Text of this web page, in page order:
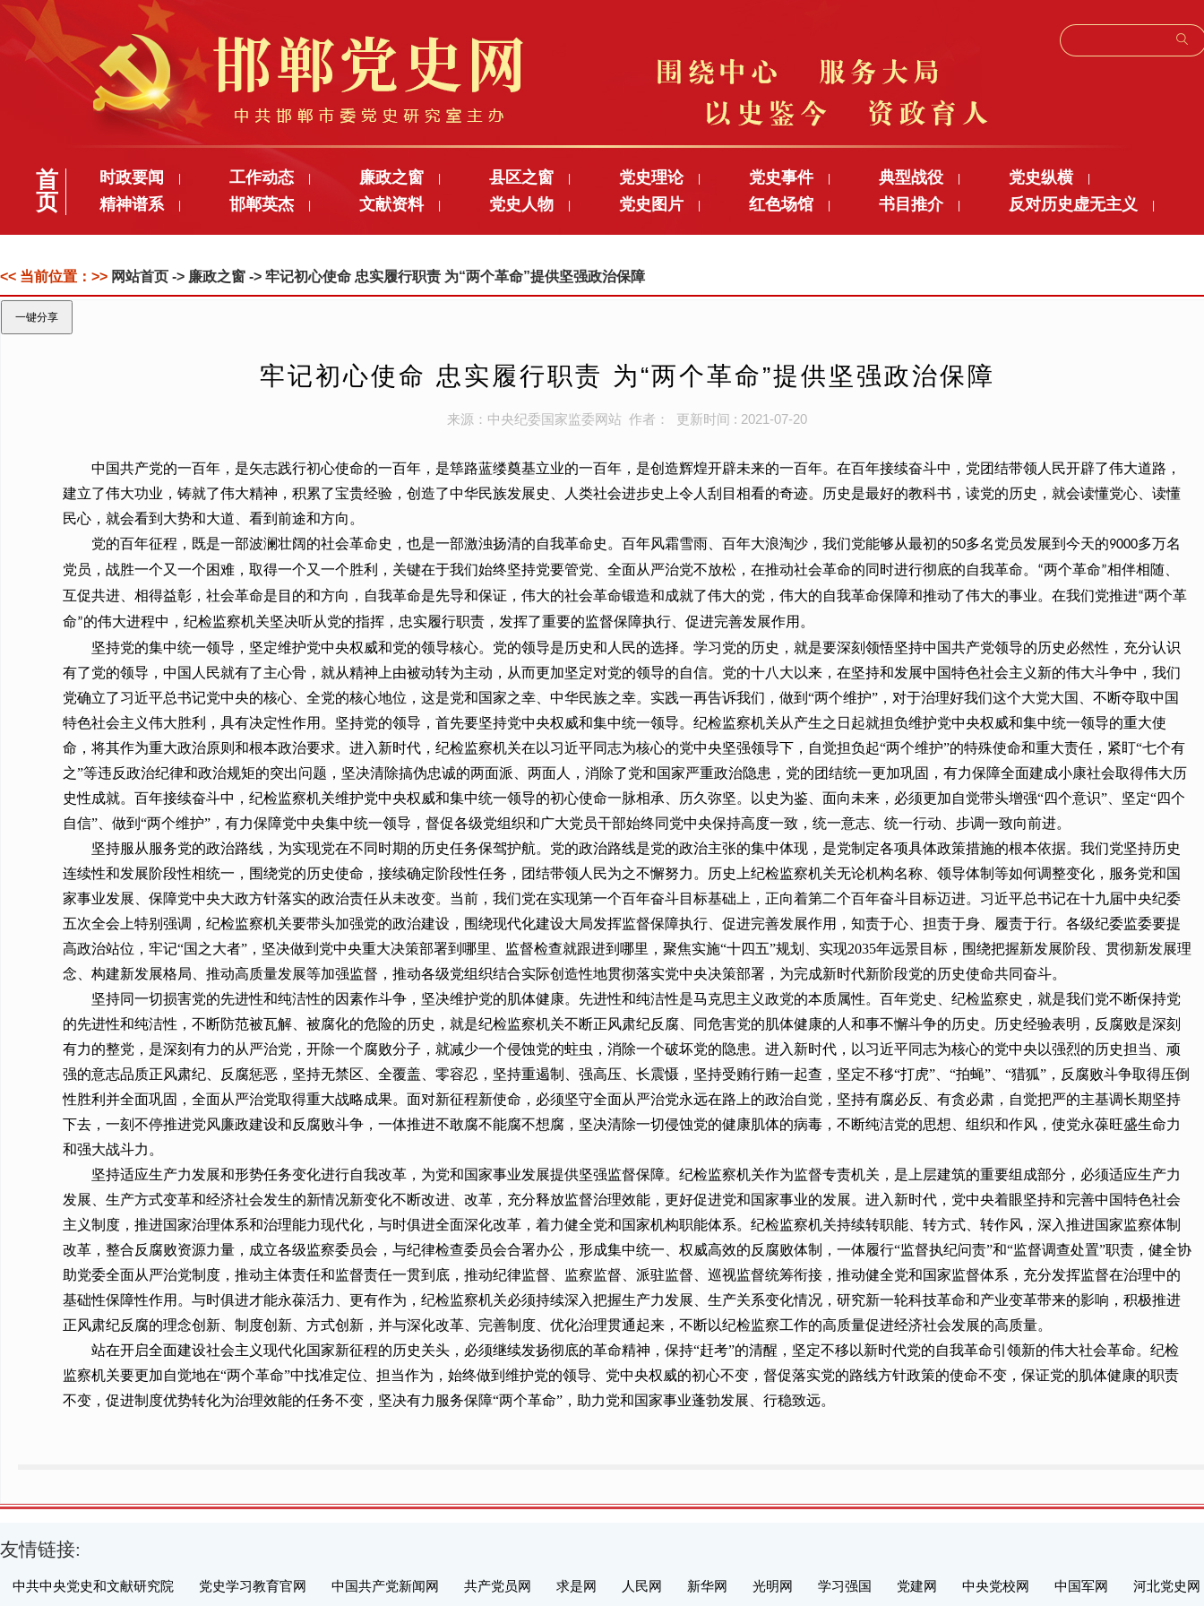
首
页
时政要闻 工作动态 廉政之窗 县区之窗 党史理论 党史事件 典型战役 党史纵横
精神谱系 邯郸英杰 文献资料 党史人物 党史图片 红色场馆 书目推介 反对历史虚无主义
<< 当前位置：>> 网站首页 -> 廉政之窗 -> 牢记初心使命 忠实履行职责 为“两个革命”提供坚强政治保障
一键分享
牢记初心使命 忠实履行职责 为“两个革命”提供坚强政治保障
来源：中央纪委国家监委网站 作者： 更新时间 : 2021-07-20
中国共产党的一百年，是矢志践行初心使命的一百年，是筚路蓝缕奠基立业的一百年，是创造辉煌开辟未来的一百年。在百年接续奋斗中，党团结带领人民开辟了伟大道路，
建立了伟大功业，铸就了伟大精神，积累了宝贵经验，创造了中华民族发展史、人类社会进步史上令人刮目相看的奇迹。历史是最好的教科书，读党的历史，就会读懂党心、读懂
民心，就会看到大势和大道、看到前途和方向。
党的百年征程，既是一部波澜壮阔的社会革命史，也是一部激浊扬清的自我革命史。百年风霜雪雨、百年大浪淘沙，我们党能够从最初的50多名党员发展到今天的9000多万名
党员，战胜一个又一个困难，取得一个又一个胜利，关键在于我们始终坚持党要管党、全面从严治党不放松，在推动社会革命的同时进行彻底的自我革命。 “两个革命”相伴相随、
互促共进、相得益彰，社会革命是目的和方向，自我革命是先导和保证，伟大的社会革命锻造和成就了伟大的党，伟大的自我革命保障和推动了伟大的事业。在我们党推进“两个革
命”的伟大进程中，纪检监察机关坚决听从党的指挥，忠实履行职责，发挥了重要的监督保障执行、促进完善发展作用。
坚持党的集中统一领导，坚定维护党中央权威和党的领导核心。党的领导是历史和人民的选择。学习党的历史，就是要深刻领悟坚持中国共产党领导的历史必然性，充分认识
有了党的领导，中国人民就有了主心骨，就从精神上由被动转为主动，从而更加坚定对党的领导的自信。党的十八大以来，在坚持和发展中国特色社会主义新的伟大斗争中，我们
党确立了习近平总书记党中央的核心、全党的核心地位，这是党和国家之幸、中华民族之幸。实践一再告诉我们，做到“两个维护”，对于治理好我们这个大党大国、不断夺取中国
特色社会主义伟大胜利，具有决定性作用。坚持党的领导，首先要坚持党中央权威和集中统一领导。纪检监察机关从产生之日起就担负维护党中央权威和集中统一领导的重大使
命，将其作为重大政治原则和根本政治要求。进入新时代，纪检监察机关在以习近平同志为核心的党中央坚强领导下，自觉担负起“两个维护”的特殊使命和重大责任，紧盯“七个有
之”等违反政治纪律和政治规矩的突出问题，坚决清除搞伪忠诚的两面派、两面人，消除了党和国家严重政治隐患，党的团结统一更加巩固，有力保障全面建成小康社会取得伟大历
史性成就。百年接续奋斗中，纪检监察机关维护党中央权威和集中统一领导的初心使命一脉相承、历久弥坚。以史为鉴、面向未来，必须更加自觉带头增强“四个意识”、坚定“四个
自信”、做到“两个维护”，有力保障党中央集中统一领导，督促各级党组织和广大党员干部始终同党中央保持高度一致，统一意志、统一行动、步调一致向前进。
坚持服从服务党的政治路线，为实现党在不同时期的历史任务保驾护航。党的政治路线是党的政治主张的集中体现，是党制定各项具体政策措施的根本依据。我们党坚持历史
连续性和发展阶段性相统一，围绕党的历史使命，接续确定阶段性任务，团结带领人民为之不懈努力。历史上纪检监察机关无论机构名称、领导体制等如何调整变化，服务党和国
家事业发展、保障党中央大政方针落实的政治责任从未改变。当前，我们党在实现第一个百年奋斗目标基础上，正向着第二个百年奋斗目标迈进。习近平总书记在十九届中央纪委
五次全会上特别强调，纪检监察机关要带头加强党的政治建设，围绕现代化建设大局发挥监督保障执行、促进完善发展作用，知责于心、担责于身、履责于行。各级纪委监委要提
高政治站位，牢记“国之大者”，坚决做到党中央重大决策部署到哪里、监督检查就跟进到哪里，聚焦实施“十四五”规划、实现2035年远景目标，围绕把握新发展阶段、贯彻新发展理
念、构建新发展格局、推动高质量发展等加强监督，推动各级党组织结合实际创造性地贯彻落实党中央决策部署，为完成新时代新阶段党的历史使命共同奋斗。
坚持同一切损害党的先进性和纯洁性的因素作斗争，坚决维护党的肌体健康。先进性和纯洁性是马克思主义政党的本质属性。百年党史、纪检监察史，就是我们党不断保持党
的先进性和纯洁性，不断防范被瓦解、被腐化的危险的历史，就是纪检监察机关不断正风肃纪反腐、同危害党的肌体健康的人和事不懈斗争的历史。历史经验表明，反腐败是深刻
有力的整党，是深刻有力的从严治党，开除一个腐败分子，就减少一个侵蚀党的蛀虫，消除一个破坏党的隐患。进入新时代，以习近平同志为核心的党中央以强烈的历史担当、顽
强的意志品质正风肃纪、反腐惩恶，坚持无禁区、全覆盖、零容忍，坚持重遏制、强高压、长震慑，坚持受贿行贿一起查，坚定不移“打虎”、“拍蝇”、“猎狐”，反腐败斗争取得压倒
性胜利并全面巩固，全面从严治党取得重大战略成果。面对新征程新使命，必须坚守全面从严治党永远在路上的政治自觉，坚持有腐必反、有贪必肃，自觉把严的主基调长期坚持
下去，一刻不停推进党风廉政建设和反腐败斗争，一体推进不敢腐不能腐不想腐，坚决清除一切侵蚀党的健康肌体的病毒，不断纯洁党的思想、组织和作风，使党永葆旺盛生命力
和强大战斗力。
坚持适应生产力发展和形势任务变化进行自我改革，为党和国家事业发展提供坚强监督保障。纪检监察机关作为监督专责机关，是上层建筑的重要组成部分，必须适应生产力
发展、生产方式变革和经济社会发生的新情况新变化不断改进、改革，充分释放监督治理效能，更好促进党和国家事业的发展。进入新时代，党中央着眼坚持和完善中国特色社会
主义制度，推进国家治理体系和治理能力现代化，与时俱进全面深化改革，着力健全党和国家机构职能体系。纪检监察机关持续转职能、转方式、转作风，深入推进国家监察体制
改革，整合反腐败资源力量，成立各级监察委员会，与纪律检查委员会合署办公，形成集中统一、权威高效的反腐败体制，一体履行“监督执纪问责”和“监督调查处置”职责，健全协
助党委全面从严治党制度，推动主体责任和监督责任一贯到底，推动纪律监督、监察监督、派驻监督、巡视监督统筹衔接，推动健全党和国家监督体系，充分发挥监督在治理中的
基础性保障性作用。与时俱进才能永葆活力、更有作为，纪检监察机关必须持续深入把握生产力发展、生产关系变化情况，研究新一轮科技革命和产业变革带来的影响，积极推进
正风肃纪反腐的理念创新、制度创新、方式创新，并与深化改革、完善制度、优化治理贯通起来，不断以纪检监察工作的高质量促进经济社会发展的高质量。
站在开启全面建设社会主义现代化国家新征程的历史关头，必须继续发扬彻底的革命精神，保持“赶考”的清醒，坚定不移以新时代党的自我革命引领新的伟大社会革命。纪检
监察机关要更加自觉地在“两个革命”中找准定位、担当作为，始终做到维护党的领导、党中央权威的初心不变，督促落实党的路线方针政策的使命不变，保证党的肌体健康的职责
不变，促进制度优势转化为治理效能的任务不变，坚决有力服务保障“两个革命”，助力党和国家事业蓬勃发展、行稳致远。
友情链接:
中共中央党史和文献研究院 党史学习教育官网 中国共产党新闻网 共产党员网 求是网 人民网 新华网 光明网 学习强国 党建网 中央党校网 中国军网 河北党史网